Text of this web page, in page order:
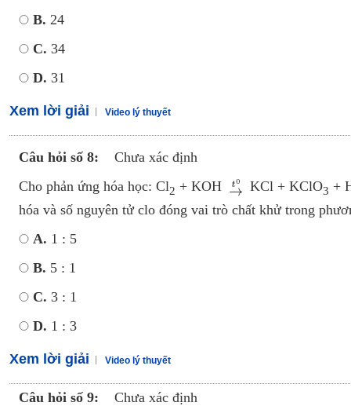
B. 24
C. 34
D. 31
Xem lời giải Video lý thuyết
Câu hỏi số 8:
Chưa xác định
Cho phản ứng hóa học: Cl2 + KOH KCl + KClO3 +
hóa và số nguyên tử clo đóng vai trò chất khử trong
A. 1 : 5
B. 5 : 1
C. 3 : 1
D. 1 : 3
Xem lời giải Video lý thuyết
Câu hỏi số 9:
Chưa xác định